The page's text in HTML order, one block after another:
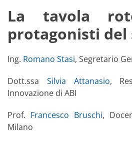
La tavola
protagonisti del
Ing. Romano Stasi, Segretario
Dott.ssa Silvia Attanasio,
Innovazione di ABI
Prof. Francesco Bruschi,
Milano